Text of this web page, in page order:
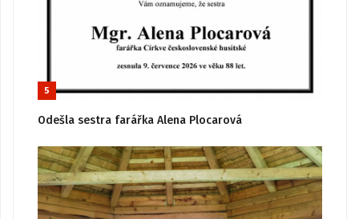
5
Odešla sestra farářka Alena Plocarová